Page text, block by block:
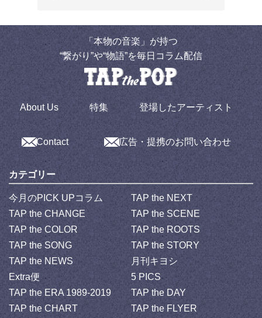
「本物の音楽」が持つ
“繋がり”や“物語”を毎日コラム配信
About Us 特集 登場したアーティスト
Contact 広告・提携のお問い合わせ
カテゴリー
今月のPICK UPコラム
TAP the NEXT
TAP the CHANGE
TAP the SCENE
TAP the COLOR
TAP the ROOTS
TAP the SONG
TAP the STORY
TAP the NEWS
月刊キヨシ
Extra便
5 PICS
TAP the ERA 1989-2019
TAP the DAY
TAP the CHART
TAP the FLYER